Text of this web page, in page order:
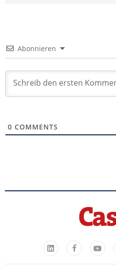
Abonnieren
0 COMMENTS
LinkedIn
Facebook